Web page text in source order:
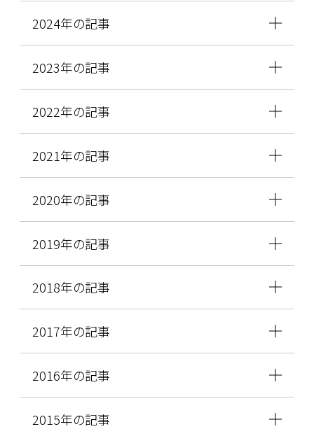
2024年の記事
2023年の記事
2022年の記事
2021年の記事
2020年の記事
2019年の記事
2018年の記事
2017年の記事
2016年の記事
2015年の記事